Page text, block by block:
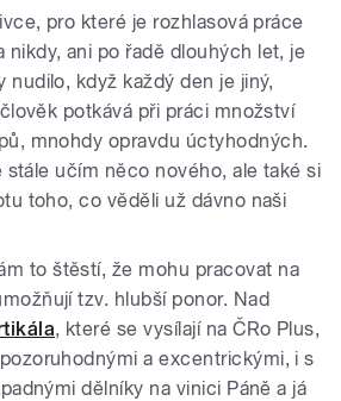
pro které je rozhlasová práce
nikdy, ani po řadě dlouhých let, je
nudilo, když každý den je jiný,
potkává při práci množství
mnohdy opravdu úctyhodných.
stále učím něco nového, ale také si
toho, co věděli už dávno naši
to štěstí, že mohu pracovat na
tzv. hlubší ponor. Nad
, které se vysílají na ČRo Plus,
a excentrickými, i s
dělníky na vinici Páně a já